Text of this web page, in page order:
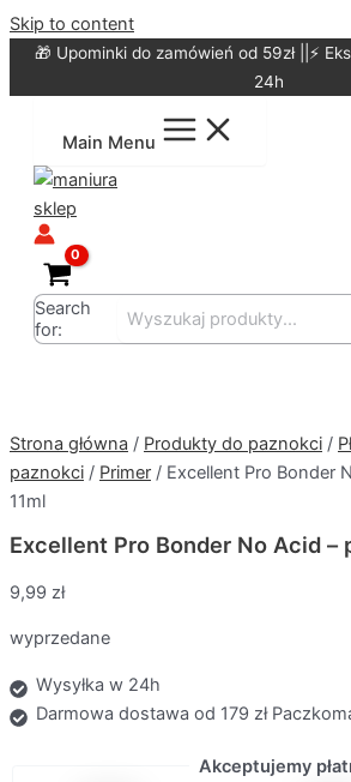
Skip to content
🎁 Upominki do zamówień od 59zł ||⚡
24h
Main Menu
Search
for:
Strona główna / Produkty do paznokci /
paznokci / Primer / Excellent Pro Bonder
11ml
Excellent Pro Bonder No Acid –
9,99 zł
wyprzedane
Wysyłka w 24h
Darmowa dostawa od 179 zł
Akceptujemy